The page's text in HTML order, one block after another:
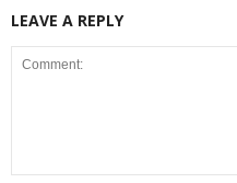
LEAVE A REPLY